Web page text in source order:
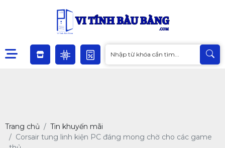
Trang chủ
Tin khuyến mãi
Corsair tung linh kiện PC đáng mong chờ cho các game